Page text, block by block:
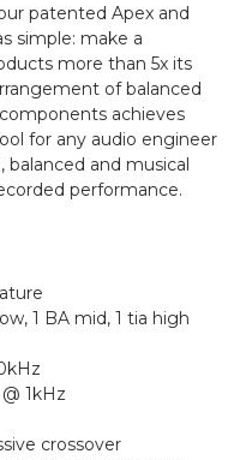
patented Apex and
simple: make a
more than 5x its
of balanced
achieves
for any audio engineer
balanced and musical
performance.
1 BA mid, 1 tia high
1kHz
crossover